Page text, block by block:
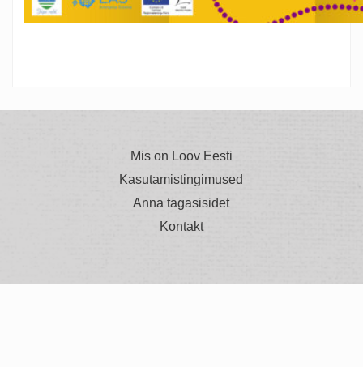
Mis on Loov Eesti
Kasutamistingimused
Anna tagasisidet
Kontakt